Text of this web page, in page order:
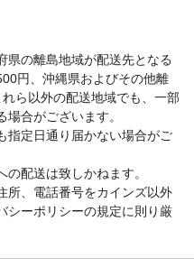
県の離島地域が配送先となる
円、沖縄県およびその他離
ら以外の配送地域でも、一部
合がございます。
指定日通り届かない場合がご
配送は致しかねます。
所、電話番号をカインズ以外
シーポリシーの規定に則り厳